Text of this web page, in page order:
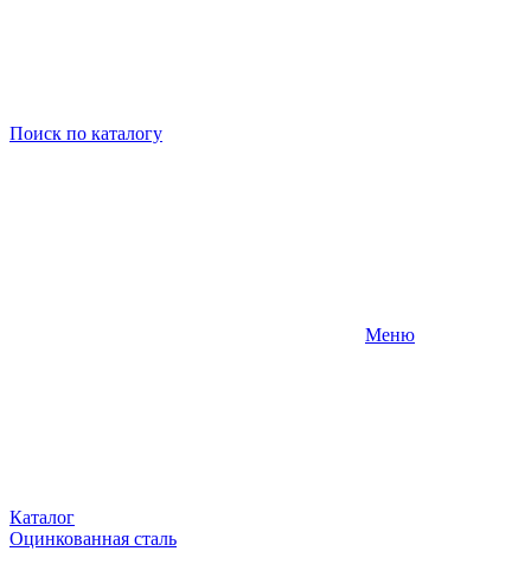
Поиск по каталогу
Меню
Каталог
Оцинкованная сталь